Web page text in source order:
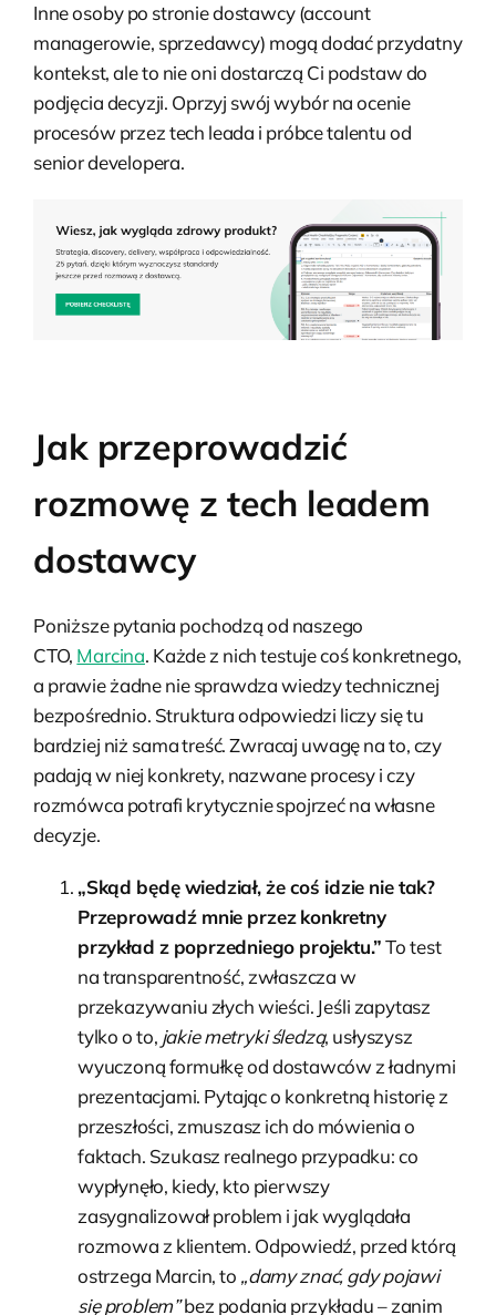
Inne osoby po stronie dostawcy (account
managerowie, sprzedawcy) mogą dodać przydatny
kontekst, ale to nie oni dostarczą Ci podstaw do
podjęcia decyzji. Oprzyj swój wybór na ocenie
procesów przez tech leada i próbce talentu od
senior developera.
Jak przeprowadzić
rozmowę z tech leadem
dostawcy
Poniższe pytania pochodzą od naszego
CTO, Marcina. Każde z nich testuje coś konkretnego,
a prawie żadne nie sprawdza wiedzy technicznej
bezpośrednio. Struktura odpowiedzi liczy się tu
bardziej niż sama treść. Zwracaj uwagę na to, czy
padają w niej konkrety, nazwane procesy i czy
rozmówca potrafi krytycznie spojrzeć na własne
decyzje.
„Skąd będę wiedział, że coś idzie nie tak?
Przeprowadź mnie przez konkretny
przykład z poprzedniego projektu.”To test
na transparentność, zwłaszcza w
przekazywaniu złych wieści. Jeśli zapytasz
tylko o to, jakie metryki śledzą, usłyszysz
wyuczoną formułkę od dostawców z ładnymi
prezentacjami. Pytając o konkretną historię z
przeszłości, zmuszasz ich do mówienia o
faktach. Szukasz realnego przypadku: co
wypłynęło, kiedy, kto pierwszy
zasygnalizował problem i jak wyglądała
rozmowa z klientem. Odpowiedź, przed którą
ostrzega Marcin, to „damy znać, gdy pojawi
się problem”bez podania przykładu – zanim